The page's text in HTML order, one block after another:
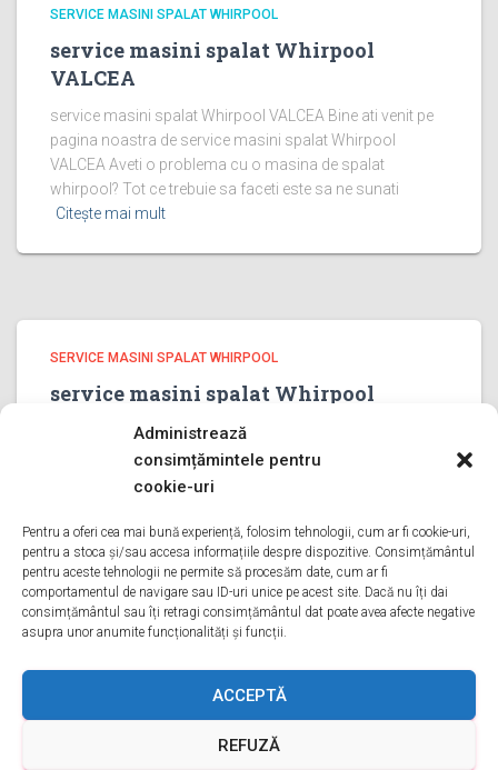
Administrează
consimțămintele pentru
cookie-uri
Pentru a oferi cea mai bună experiență, folosim tehnologii, cum ar fi cookie-uri,
pentru a stoca și/sau accesa informațiile despre dispozitive. Consimțământul
pentru aceste tehnologii ne permite să procesăm date, cum ar fi
comportamentul de navigare sau ID-uri unice pe acest site. Dacă nu îți dai
consimțământul sau îți retragi consimțământul dat poate avea afecte negative
asupra unor anumite funcționalități și funcții.
ACCEPTĂ
REFUZĂ
SERVICE MASINI SPALAT WHIRPOOL
service masini spalat Whirpool
VALCEA
service masini spalat Whirpool VALCEA Bine ati venit pe
pagina noastra de service masini spalat Whirpool
VALCEA Aveti o problema cu o masina de spalat
whirpool? Tot ce trebuie sa faceti este sa ne sunati
Citește mai mult
SERVICE MASINI SPALAT WHIRPOOL
service masini spalat Whirpool
PRAHOVA
service masini spalat Whirpool PRAHOVA Bine ati venit
pe pagina noastra de service masini spalat Whirpool
whirpool? Tot ce trebuie sa faceti este sa ne sunati
Citește mai mult
DESPRE NOI SERVICII
GDPR TERMENI ȘI CONDIȚII